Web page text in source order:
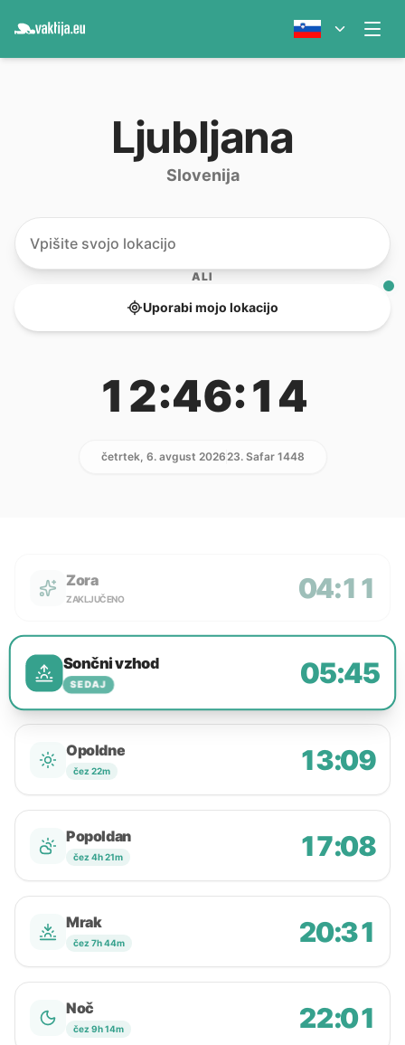
Ljubljana
Slovenija
ALI
Uporabi mojo lokacijo
12:46:14
četrtek, 6. avgust 202623. Safar 1448
Zora
ZAKLJUČENO 04:11
Sončni vzhod
SEDAJ 05:45
Opoldne
čez 22m 13:09
Popoldan
čez 4h 21m 17:08
Mrak
čez 7h 44m 20:31
Noč
čez 9h 14m 22:01